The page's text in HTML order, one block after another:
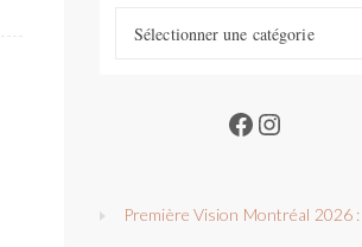
Sélectionner une catégorie
Facebook
Instagram
Première Vision Montréal 2026 :